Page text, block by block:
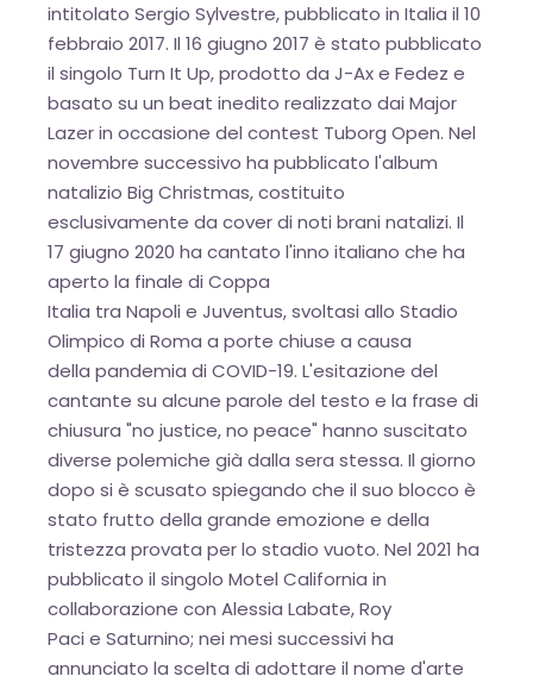
OK
intitolato Sergio Sylvestre, pubblicato in Italia il 10
febbraio 2017. Il 16 giugno 2017 è stato pubblicato
il singolo Turn It Up, prodotto da J-Ax e Fedez e
basato su un beat inedito realizzato dai Major
Lazer in occasione del contest Tuborg Open. Nel
novembre successivo ha pubblicato l'album
natalizio Big Christmas, costituito
esclusivamente da cover di noti brani natalizi. Il
17 giugno 2020 ha cantato l'inno italiano che ha
aperto la finale di Coppa
Italia tra Napoli e Juventus, svoltasi allo Stadio
Olimpico di Roma a porte chiuse a causa
della pandemia di COVID-19. L'esitazione del
cantante su alcune parole del testo e la frase di
chiusura "no justice, no peace" hanno suscitato
diverse polemiche già dalla sera stessa. Il giorno
dopo si è scusato spiegando che il suo blocco è
stato frutto della grande emozione e della
tristezza provata per lo stadio vuoto. Nel 2021 ha
pubblicato il singolo Motel California in
collaborazione con Alessia Labate, Roy
Paci e Saturnino; nei mesi successivi ha
annunciato la scelta di adottare il nome d'arte